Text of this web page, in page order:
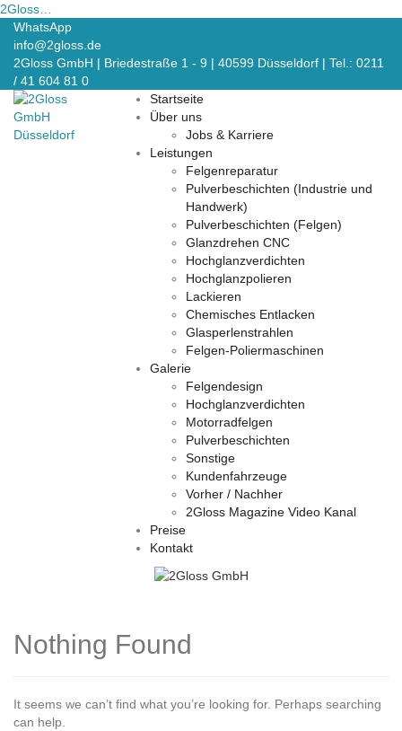
2Gloss…
Skip
content
WhatsApp
info@2gloss.de
2Gloss GmbH | Briedestraße 1 - 9 | 40599 Düsseldorf | Tel.: 0211
/ 41 604 81 0
Startseite
Über uns
Jobs & Karriere
Leistungen
Felgenreparatur
Pulverbeschichten (Industrie und
Handwerk)
Pulverbeschichten (Felgen)
Glanzdrehen CNC
Hochglanzverdichten
Hochglanzpolieren
Lackieren
Chemisches Entlacken
Glasperlenstrahlen
Felgen-Poliermaschinen
Galerie
Felgendesign
Hochglanzverdichten
Motorradfelgen
Pulverbeschichten
Sonstige
Kundenfahrzeuge
Vorher / Nachher
2Gloss Magazine Video Kanal
Preise
Kontakt
Nothing Found
It seems we can’t find what you’re looking for. Perhaps searching
can help.